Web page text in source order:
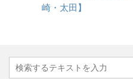
崎・太田】